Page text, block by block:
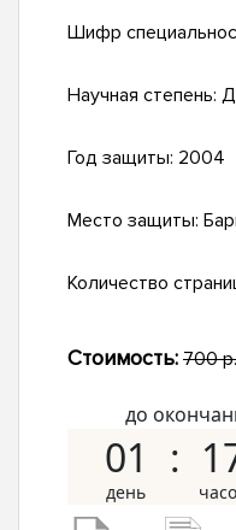
Шифр
Научная степень:
Год защиты: 2004
Место защиты:
Количество
Стоимость: 700
до
01